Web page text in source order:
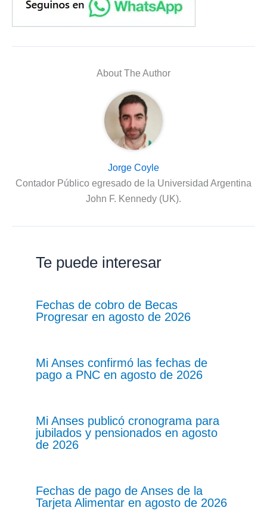
About The Author
Jorge Coyle
Contador Público egresado de la Universidad Argentina
John F. Kennedy (UK).
Te puede interesar
Fechas de cobro de Becas
Progresar en agosto de 2026
Mi Anses confirmó las fechas de
pago a PNC en agosto de 2026
Mi Anses publicó cronograma para
jubilados y pensionados en agosto
de 2026
Fechas de pago de Anses de la
Tarjeta Alimentar en agosto de 2026